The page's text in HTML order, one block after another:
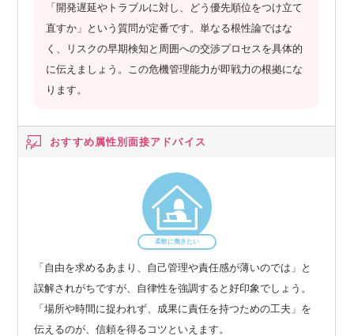
「開発遅延やトラブルに対し、どう優先順位をつけ立て
直すか」という質問が定番です。単なる根性論ではな
く、リスクの早期検知と周囲への交渉プロセスを具体的
に伝えましょう。この危機管理能力が即戦力の根拠にな
ります。
おすすめ属性別面接アドバイス
柔軟に働きたい
「自由を求めるあまり、自己管理や責任感が薄いのでは」と
誤解されがちですが、自律性を強調すると好印象でしょう。
「場所や時間に捉われず、成果に責任を持つための工夫」を
伝えるのが、信頼を得るコツといえます。